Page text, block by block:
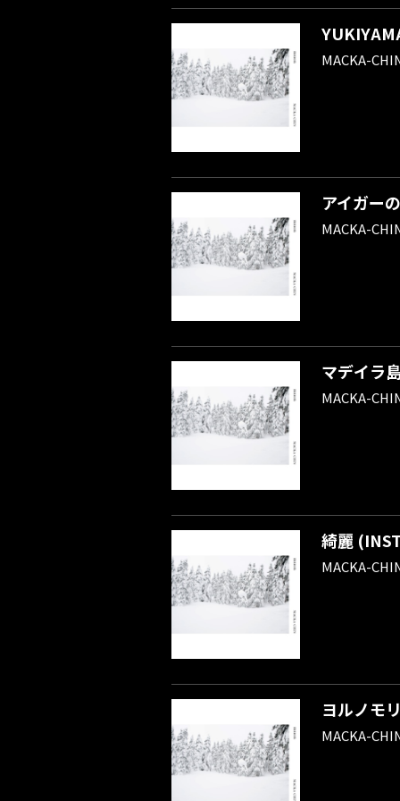
MACKA-
アイガー
MACKA-
マデイラ
MACKA-
綺麗
MACKA-
ヨルノモリ
MACKA-